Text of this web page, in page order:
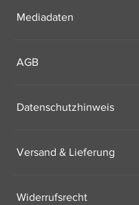
Mediadaten
AGB
Datenschutzhinweis
Versand & Lieferung
Widerrufsrecht